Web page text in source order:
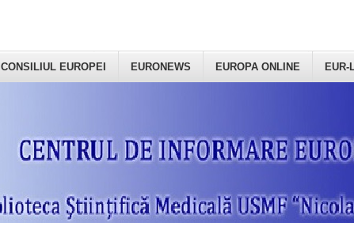
CONSILIUL EUROPEI EURONEWS EUROPA ONLINE EUR-